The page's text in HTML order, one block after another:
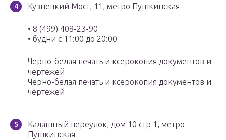
Кузнецкий Мост, 11, метро Пушкинская
• 8 (499) 408-23-90
• будни с 11:00 до 20:00
Черно-белая печать и ксерокопия документов и
чертежей
Черно-белая печать и ксерокопия документов и
чертежей
Калашный переулок, дом 10 стр 1, метро
Пушкинская